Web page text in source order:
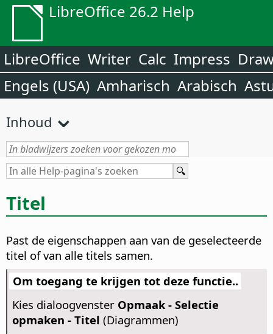
LibreOffice 26.2 Help
LibreOffice Writer Calc Impress
Engels (USA) Amharisch Arabisch
Inhoud
Titel
Past de eigenschappen aan van de geselecteerde
titel of van alle titels samen.
Om toegang te krijgen tot deze functie..
Kies dialoogvenster Opmaak - Selectie
opmaken - Titel (Diagrammen)